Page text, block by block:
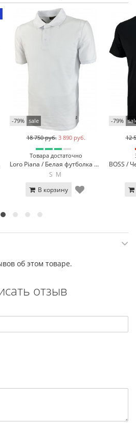
-79% sale
18 750 руб. 3 890 руб.
Товара достаточно
Loro Piana / Белая футболка поло Loro Piana 570-3
S M
В корзину
-79%
12
об этом товаре.
отзыв